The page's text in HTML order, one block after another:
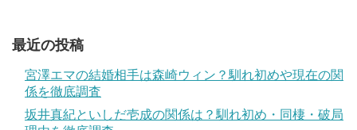
最近の投稿
宮澤エマの結婚相手は森崎ウィン？馴れ初めや現在の関
係を徹底調査
坂井真紀といしだ壱成の関係は？馴れ初め・同棲・破局